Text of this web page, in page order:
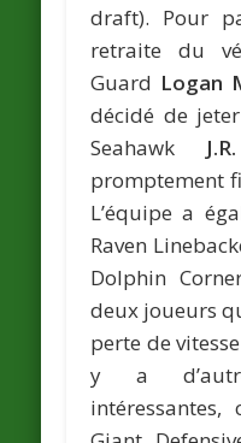
draft). Pour
retraite du
Guard Logan
décidé de
Seahawk
promptement
L’équipe a
Raven
Dolphin
deux joueurs
perte de
y a
intéressantes,